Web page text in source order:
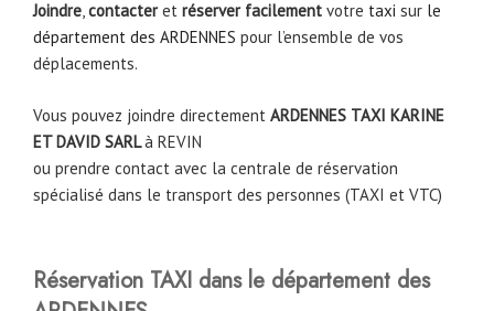
Joindre,contacteret réserver facilement votre taxi sur le
département des ARDENNES pour l’ensemble de vos
déplacements.
Vous pouvez joindre directement ARDENNES TAXI KARINE
ET DAVID SARLà REVIN
ou prendre contact avec la centrale de réservation
spécialisé dans le transport des personnes (TAXI et VTC)
Réservation TAXI dans le département des